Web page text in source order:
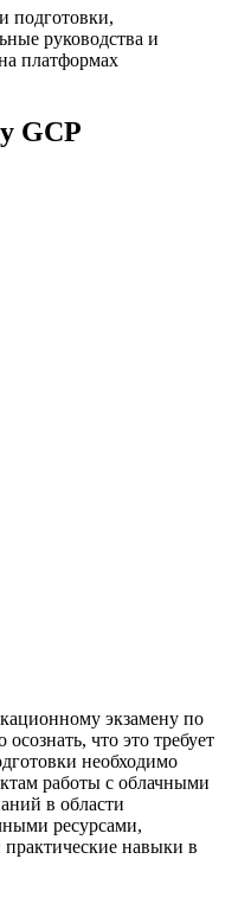
подготовки,
руководства и
платформах
GCP
экзамену по
что это требует
необходимо
работы с облачными
в области
ресурсами,
практические навыки в